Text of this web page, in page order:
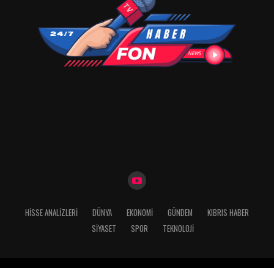
HISSE ANALIZLERI DÜNYA EKONOMİ GÜNDEM
KIBRIS HABER
SİYASET
SPOR TEKNOLOJİ